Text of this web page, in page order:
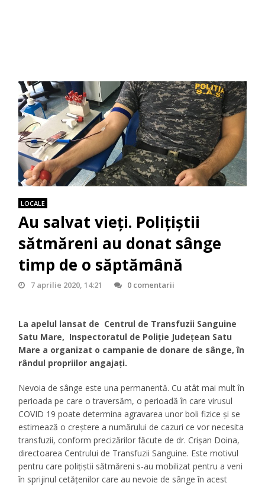
LOCALE
Au salvat vieți. Polițiștii
sătmăreni au donat sânge
timp de o săptămână
7 aprilie 2020, 14:21 0 comentarii
La apelul lansat de Centrul de Transfuzii Sanguine
Satu Mare, Inspectoratul de Poliție Județean Satu
Mare a organizat o campanie de donare de sânge, în
rândul propriilor angajați.
Nevoia de sânge este una permanentă. Cu atât mai mult în
perioada pe care o traversăm, o perioadă în care virusul
COVID 19 poate determina agravarea unor boli fizice și se
estimează o creștere a numărului de cazuri ce vor necesita
transfuzii, conform precizărilor făcute de dr. Crișan Doina,
directoarea Centrului de Transfuzii Sanguine. Este motivul
pentru care polițiștii sătmăreni s-au mobilizat pentru a veni
în sprijinul cetățenilor care au nevoie de sânge în acest